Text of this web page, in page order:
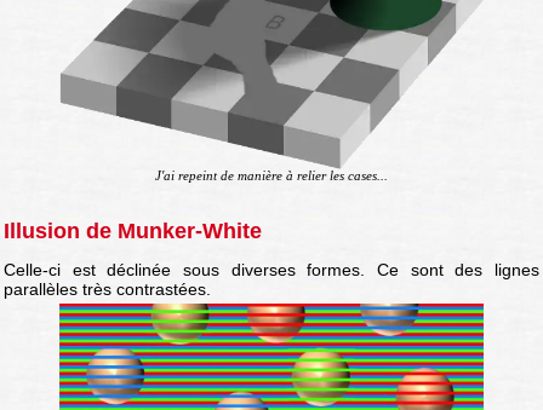
J'ai repeint de manière à relier les cases...
Illusion de Munker-White
Celle-ci est déclinée sous diverses formes. Ce sont des lignes
parallèles très contrastées.